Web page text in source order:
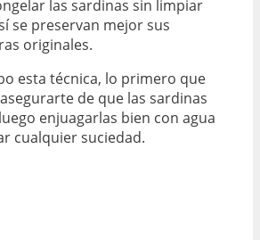
las sardinas sin limpiar
se preservan mejor sus
originales.
esta técnica, lo primero que
de que las sardinas
enjuagarlas bien con agua
cualquier suciedad.